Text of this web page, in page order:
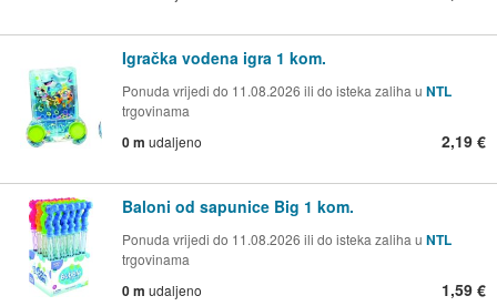
Igračka vodena igra 1 kom.
Ponuda vrijedi do 11.08.2026 ili do isteka zaliha u NTL
trgovinama
0 m udaljeno 2,19 €
Baloni od sapunice Big 1 kom.
Ponuda vrijedi do 11.08.2026 ili do isteka zaliha u NTL
trgovinama
0 m udaljeno 1,59 €